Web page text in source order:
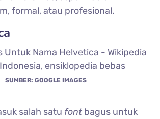
formal, atau profesional.
SUMBER: GOOGLE IMAGES
salah satu font bagus untuk